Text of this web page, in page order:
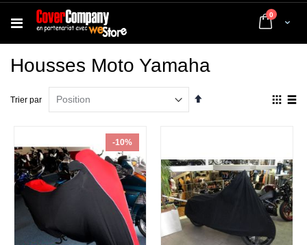
Cart
0 articles
Housses Moto Yamaha
Trier par
Par
-10%